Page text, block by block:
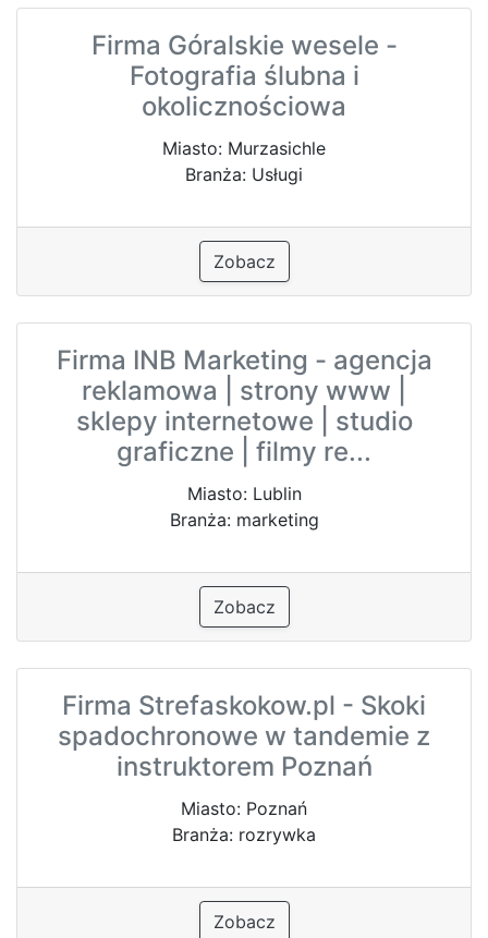
Firma Góralskie wesele -
Fotografia ślubna i
okolicznościowa
Miasto: Murzasichle
Branża: Usługi
Zobacz
Firma INB Marketing - agencja
reklamowa | strony www |
sklepy internetowe | studio
graficzne | filmy re...
Miasto: Lublin
Branża: marketing
Zobacz
Firma Strefaskokow.pl - Skoki
spadochronowe w tandemie z
instruktorem Poznań
Miasto: Poznań
Branża: rozrywka
Zobacz